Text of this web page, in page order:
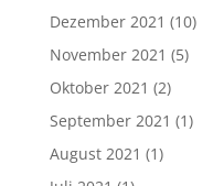
Dezember 2021 (10)
November 2021 (5)
Oktober 2021 (2)
September 2021 (1)
August 2021 (1)